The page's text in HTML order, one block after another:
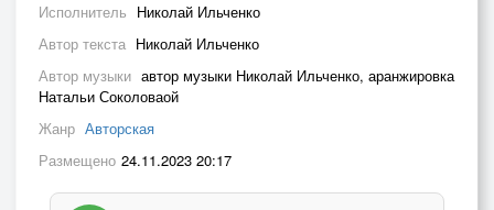
Исполнитель Николай Ильченко
Автор текста Николай Ильченко
Автор музыки автор музыки Николай Ильченко, аранжировка
Натальи Соколоваой
Жанр Авторская
Размещено 24.11.2023 20:17